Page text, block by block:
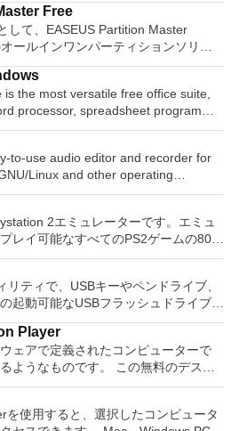
Free
して、EASEUS Partition Master
ールインワンパーティションソリュ
管理ユーティリティです。パーティシ
ムドライブ用）、ディスク領域の管
ーティションテーブル（GPT）ディス
問題の解決を可能にします。 パーテ
動システムドライブを拡張するディ
コピーパーティションをマージ分割パ
再分配するダイナミックディスクの変
する
the most versatile free office suite,
processor, spreadsheet program
With these three programs you will
any office related tasks. WPS
language support for English,
Portuguese,Russian and Polish
languages requires only a
such as the paragraph
tabbed feature. It also has a PDF
word count feature. WPS Office
switching language UI,File
Key features include:
Presentation Multimedia
Powerful tool for data
100% compatible with MS Office
.pptx, .xlsx, etc.). Thousands of
WPS Cloud Storage included.
WPS Office 2016 Free comes with
to-use audio editor and recorder for
Linux and other operating
live audio. Convert
recordings or CDs. Edit Ogg
Cut, copy, splice or mix
Add new effects with LADSPA plug-ins. And more!
2エミュレーターです。エミュ
レイ可能なすべてのPS2ゲームの80％
なり強力なコンピューターを所有して
たエミュレーターです。また、この
エンドコンピューターのサポートも提
2コンソールのすべての所有者は、
ができます。 PCSX2エミュレ
コントローラーを使用して、本物の
をシミュレートできます。このアプリ
クからゲームを直接実行することも、
イメージとして実行することもできま
：ボタンを1つ
在の「状態」を保存できます。 無制
リティで、USBキーやペンドライブ、
起動可能なUSBフラッシュドライブを
は、次のシナリオで
ルメディアを作成する必要がある場
る場合。 低レベルのユーティリティ
で動作しま
Player
ェアで定義されたコンピューターで
ようなものです。 この無料のデスク
アアプリケーションにより、VMware
、VMware Server、または
た仮想マシンを簡単に操作できます。
を使用すると、選択したコンピュータ